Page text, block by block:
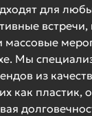
для
встречи,
Мы
из
как пластик,